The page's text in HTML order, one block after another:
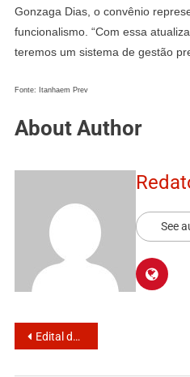
Gonzaga Dias, o convênio
funcionalismo. “Com essa
teremos um sistema de gestão
Fonte: Itanhaem Prev
About Author
See
Edital de convocação aos sindicalizados de Mongaguá